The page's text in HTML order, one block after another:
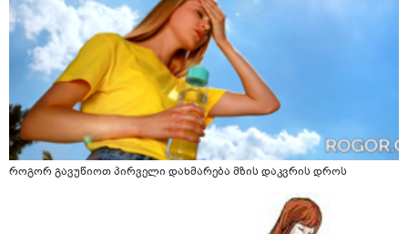
როგორ გავუწიოთ პირველი დახმარება მზის დაკვრის დროს